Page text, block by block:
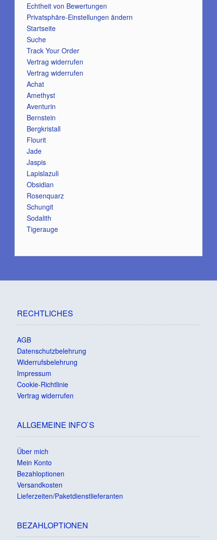
Echtheit von Bewertungen
Privatsphäre-Einstellungen ändern
Startseite
Suche
Track Your Order
Vertrag widerrufen
Vertrag widerrufen
Achat
Amethyst
Aventurin
Bernstein
Bergkristall
Flourit
Jade
Jaspis
Lapislazuli
Obsidian
Rosenquarz
Schungit
Sodalith
Tigerauge
RECHTLICHES
AGB
Datenschutzbelehrung
Widerrufsbelehrung
Impressum
Cookie-Richtlinie
Vertrag widerrufen
ALLGEMEINE INFO`S
Über mich
Mein Konto
Bezahloptionen
Versandkosten
Lieferzeiten/Paketdienstlieferanten
BEZAHLOPTIONEN